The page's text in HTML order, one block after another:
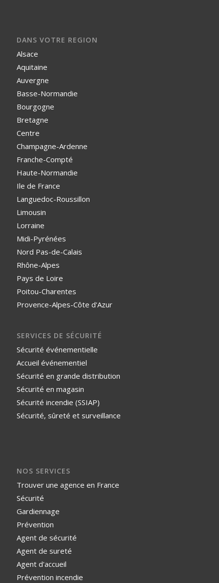
DANS VOTRE REGION
Alsace
Aquitaine
Auvergne
Basse-Normandie
Bourgogne
Bretagne
Centre
Champagne-Ardenne
Franche-Compté
Haute-Normandie
Ile de France
Languedoc-Roussillon
Limousin
Lorraine
Midi-Pyrénées
Nord Pas-de-Calais
Rhône-Alpes
Pays de Loire
Poitou-Charentes
Provence-Alpes-Côte d'Azur
SERVICES DE SÉCURITÉ
Sécurité événementielle
Accueil événementiel
Sécurité en grande distribution
Sécurité en magasin
Sécurité incendie (SSIAP)
Sécurité, sûreté et surveillance
NOS SERVICES
Trouver une agence en France
Sécurité
Gardiennage
Prévention
Agent de sécurité
Agent de sureté
Agent d'accueil
Prévention incendie